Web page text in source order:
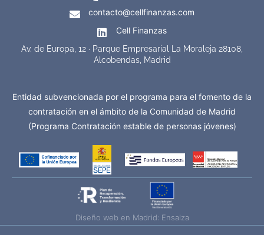
contacto@cellfinanzas.com
Cell Finanzas
Av. de Europa, 12 · Parque Empresarial La Moraleja 28108,
Alcobendas, Madrid
Entidad subvencionada por el programa para el fomento de la
contratación en el ámbito de la Comunidad de Madrid
(Programa Contratación estable de personas jóvenes)
Diseño web en Madrid: Ensalza